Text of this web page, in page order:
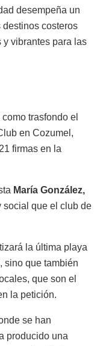
desempeña un
costeros
y vibrantes para las
trasfondo el
en Cozumel,
firmas en la
María González,
social que el club de
la última playa
, sino que también
que son el
la petición.
se han
producido una